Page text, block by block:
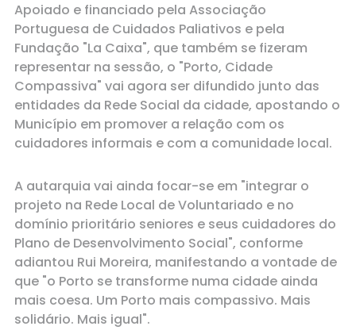
Apoiado e financiado pela Associação
Portuguesa de Cuidados Paliativos e pela
Fundação "La Caixa", que também se fizeram
representar na sessão, o "Porto, Cidade
Compassiva" vai agora ser difundido junto das
entidades da Rede Social da cidade, apostando o
Município em promover a relação com os
cuidadores informais e com a comunidade local.
A autarquia vai ainda focar-se em "integrar o
projeto na Rede Local de Voluntariado e no
domínio prioritário seniores e seus cuidadores do
Plano de Desenvolvimento Social", conforme
adiantou Rui Moreira, manifestando a vontade de
que "o Porto se transforme numa cidade ainda
mais coesa. Um Porto mais compassivo. Mais
solidário. Mais igual".